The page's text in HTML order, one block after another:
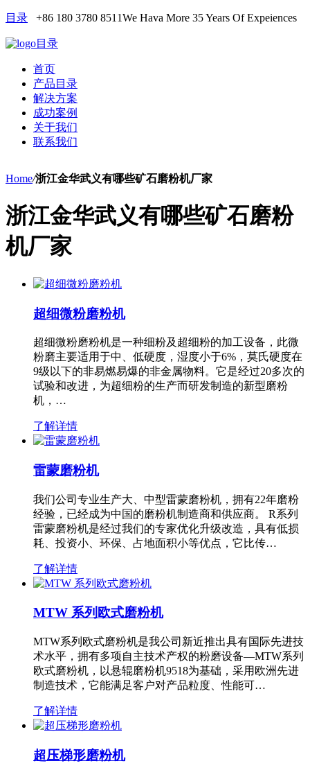
目录 +86 180 3780 8511We Hava More 35 Years Of Expeiences
目录
首页
产品目录
解决方案
成功案例
关于我们
联系我们
Home/浙江金华武义有哪些矿石磨粉机厂家
浙江金华武义有哪些矿石磨粉
机厂家
超细微粉磨粉机
超细微粉磨粉机是一种细粉及超细粉的加工设备，此微
粉磨主要适用于中、低硬度，湿度小于6%，莫氏硬度在
9级以下的非易燃易爆的非金属物料。它是经过20多次的
试验和改进，为超细粉的生产而研发制造的新型磨粉
机，…
了解详情
雷蒙磨粉机
我们公司专业生产大、中型雷蒙磨粉机，拥有22年磨粉
经验，已经成为中国的磨粉机制造商和供应商。 R系列
雷蒙磨粉机是经过我们的专家优化升级改造，具有低损
耗、投资小、环保、占地面积小等优点，它比传…
了解详情
MTW 系列欧式磨粉机
MTW系列欧式磨粉机是我公司新近推出具有国际先进技
术水平，拥有多项自主技术产权的粉磨设备—MTW系列
欧式磨粉机，以悬辊磨粉机9518为基础，采用欧洲先进
制造技术，它能满足客户对产品粒度、性能可…
了解详情
超压梯形磨粉机